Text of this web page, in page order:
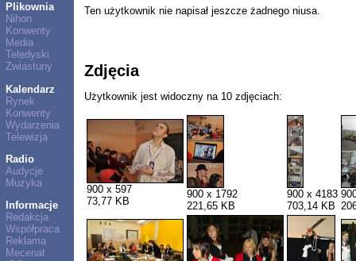
Plikownia
Nihon
Konwenty
Media
Teledyski
Zwiastuny
Kalendarz
Rynek
Konwenty
Wydarzenia
Telewizja
Radio
Audycje
Muzyka
Informacje
Redakcja
Współpraca
Reklama
Mecenat
Ten użytkownik nie napisał jeszcze żadnego niusa.
Zdjęcia
Użytkownik jest widoczny na 10 zdjęciach:
900 x 597
73,77 KB
900 x 1792
221,65 KB
900 x 4183
703,14 KB